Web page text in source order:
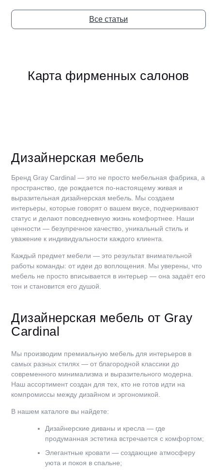
Все статьи
Карта фирменных салонов
Дизайнерская мебель
Бренд Gray Cardinal — это не просто мебельная фабрика, а
пространство, где рождается по-настоящему живая и
выразительная дизайнерская мебель. Мы создаем
интерьеры, которые говорят о вашем вкусе, подчеркивают
статус и делают повседневную жизнь комфортнее. Наши
ценности — безупречное качество, уникальный стиль и
уважение к индивидуальности каждого клиента.
Каждый предмет мебели — это результат внимательной
работы команды: от идеи до воплощения. Мы уверены, что
мебель не просто вписывается в интерьер — она задаёт его
тон и становится его душой.
Дизайнерская мебель от Gray
Cardinal
Мы производим премиальную мебель для интерьеров в
самых разных стилях — от благородной классики до
современного минимализма и выразительного модерна.
Наш ассортимент создан для тех, кто не готов идти на
компромиссы между дизайном и эргономикой.
В нашем каталоге вы найдете:
Дизайнерские диваны и кресла — где
продуманная эстетика встречается с комфортом;
Элегантные кровати — создающие атмосферу
уюта и покоя в спальне;